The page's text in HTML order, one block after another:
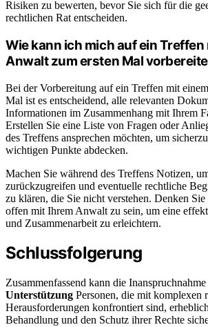
Risiken zu bewerten, bevor Sie sich für die
rechtlichen Rat entscheiden.
Wie kann ich mich auf ein Treffen
Anwalt zum ersten Mal
Bei der Vorbereitung auf ein Treffen mit
Mal ist es entscheidend, alle relevanten
Informationen im Zusammenhang mit Ihrem
Erstellen Sie eine Liste von Fragen oder
des Treffens ansprechen möchten, um
wichtigen Punkte abdecken.
Machen Sie während des Treffens Notizen,
zurückzugreifen und eventuelle rechtliche
zu klären, die Sie nicht verstehen. Denken
offen mit Ihrem Anwalt zu sein, um eine
und Zusammenarbeit zu erleichtern.
Schlussfolgerung
Zusammenfassend kann die
Unterstützung Personen, die mit komplexen
Herausforderungen konfrontiert sind,
Behandlung und den Schutz ihrer Rechte